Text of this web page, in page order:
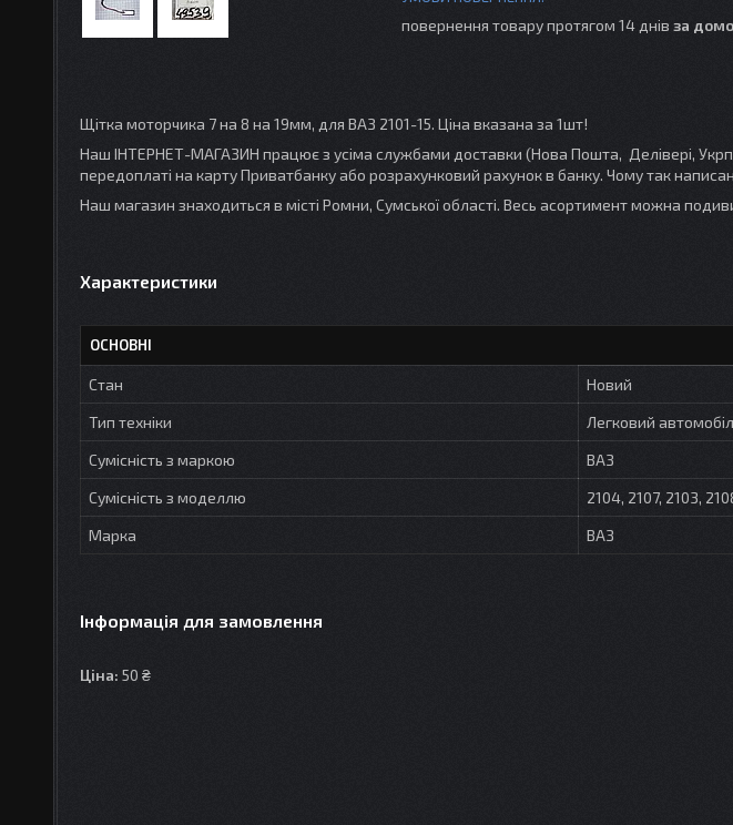
повернення товару протягом 14 днів за
Щітка моторчика 7 на 8 на 19мм, для ВАЗ 2101-15. Ціна вказана за 1шт!
Наш ІНТЕРНЕТ-МАГАЗИН працює з усіма службами доставки (Нова Пошта, Делівері,
передоплаті на карту Приватбанку або розрахунковий рахунок в банку. Чому так
Наш магазин знаходиться в місті Ромни, Сумської області. Весь асортимент можна
Характеристики
ОСНОВНІ
Стан
Новий
Тип техніки
Легковий
Сумісність з маркою
ВАЗ
Сумісність з моделлю
2104, 2107, 2103,
Марка
ВАЗ
Інформація для замовлення
Ціна: 50 ₴